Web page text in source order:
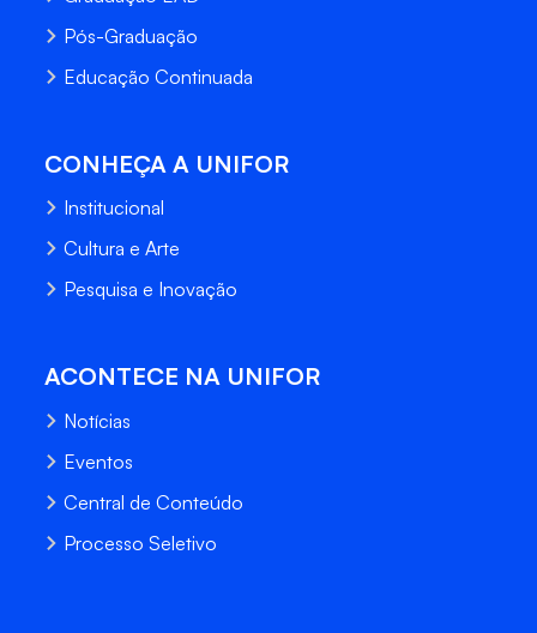
Pós-Graduação
Educação Continuada
CONHEÇA A UNIFOR
Institucional
Cultura e Arte
Pesquisa e Inovação
ACONTECE NA UNIFOR
Notícias
Eventos
Central de Conteúdo
Processo Seletivo